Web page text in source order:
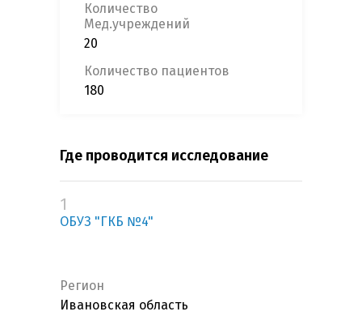
Количество
Мед.учреждений
20
Количество пациентов
180
Где проводится исследование
1
ОБУЗ "ГКБ №4"
Регион
Ивановская область